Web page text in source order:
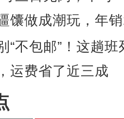
馕做成潮玩，年
“不包邮”！这趟
运费省了近三成
儿童节来临前 师生为